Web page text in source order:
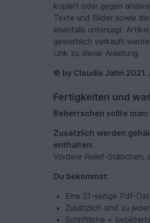
kopiert oder gegen
Texte und Bilder sowie
ebenfalls untersagt.
gewerblich verkauft
Link zu dieser Anleitung.
© by Claudia Jahn
Fertigkeiten und
Beherrschen sollte
Zusätzlich werden
enthalten:
Vordere Relief-Stäbchen,
Du bekommst:
Eine 21-seitige Pdf-
Zusätzlich sind zu
Schriftliche +